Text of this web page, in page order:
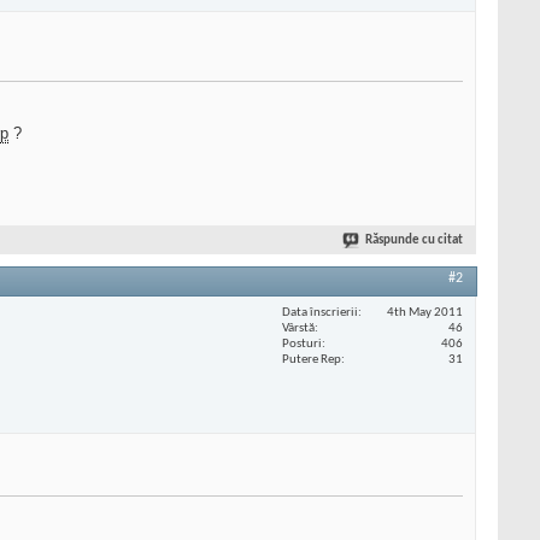
?
Răspunde cu citat
#2
Data înscrierii
4th May 2011
Vârstă
46
Posturi
406
Putere Rep
31